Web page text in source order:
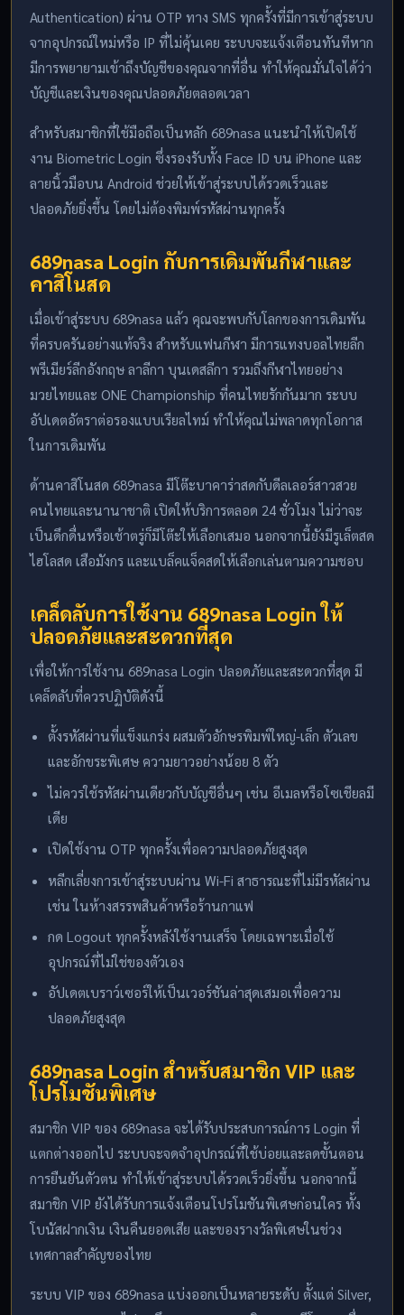
Authentication) ผ่าน OTP ทาง SMS ทุกครั้งที่มีการเข้าสู่ระบบ
จากอุปกรณ์ใหม่หรือ IP ที่ไม่คุ้นเคย ระบบจะแจ้งเตือนทันทีหาก
มีการพยายามเข้าถึงบัญชีของคุณจากที่อื่น ทำให้คุณมั่นใจได้ว่า
บัญชีและเงินของคุณปลอดภัยตลอดเวลา
สำหรับสมาชิกที่ใช้มือถือเป็นหลัก 689nasa แนะนำให้เปิดใช้
งาน Biometric Login ซึ่งรองรับทั้ง Face ID บน iPhone และ
ลายนิ้วมือบน Android ช่วยให้เข้าสู่ระบบได้รวดเร็วและ
ปลอดภัยยิ่งขึ้น โดยไม่ต้องพิมพ์รหัสผ่านทุกครั้ง
689nasa Login กับการเดิมพันกีฬาและ
คาสิโนสด
เมื่อเข้าสู่ระบบ 689nasa แล้ว คุณจะพบกับโลกของการเดิมพัน
ที่ครบครันอย่างแท้จริง สำหรับแฟนกีฬา มีการแทงบอลไทยลีก
พรีเมียร์ลีกอังกฤษ ลาลีกา บุนเดสลีกา รวมถึงกีฬาไทยอย่าง
มวยไทยและ ONE Championship ที่คนไทยรักกันมาก ระบบ
อัปเดตอัตราต่อรองแบบเรียลไทม์ ทำให้คุณไม่พลาดทุกโอกาส
ในการเดิมพัน
ด้านคาสิโนสด 689nasa มีโต๊ะบาคาร่าสดกับดีลเลอร์สาวสวย
คนไทยและนานาชาติ เปิดให้บริการตลอด 24 ชั่วโมง ไม่ว่าจะ
เป็นดึกดื่นหรือเช้าตรู่ก็มีโต๊ะให้เลือกเสมอ นอกจากนี้ยังมีรูเล็ตสด
ไฮโลสด เสือมังกร และแบล็คแจ็คสดให้เลือกเล่นตามความชอบ
เคล็ดลับการใช้งาน 689nasa Login ให้
ปลอดภัยและสะดวกที่สุด
เพื่อให้การใช้งาน 689nasa Login ปลอดภัยและสะดวกที่สุด มี
เคล็ดลับที่ควรปฏิบัติดังนี้
ตั้งรหัสผ่านที่แข็งแกร่ง ผสมตัวอักษรพิมพ์ใหญ่-เล็ก ตัวเลข
และอักขระพิเศษ ความยาวอย่างน้อย 8 ตัว
ไม่ควรใช้รหัสผ่านเดียวกับบัญชีอื่นๆ เช่น อีเมลหรือโซเชียลมี
เดีย
เปิดใช้งาน OTP ทุกครั้งเพื่อความปลอดภัยสูงสุด
หลีกเลี่ยงการเข้าสู่ระบบผ่าน Wi-Fi สาธารณะที่ไม่มีรหัสผ่าน
เช่น ในห้างสรรพสินค้าหรือร้านกาแฟ
กด Logout ทุกครั้งหลังใช้งานเสร็จ โดยเฉพาะเมื่อใช้
อุปกรณ์ที่ไม่ใช่ของตัวเอง
อัปเดตเบราว์เซอร์ให้เป็นเวอร์ชันล่าสุดเสมอเพื่อความ
ปลอดภัยสูงสุด
689nasa Login สำหรับสมาชิก VIP และ
โปรโมชันพิเศษ
สมาชิก VIP ของ 689nasa จะได้รับประสบการณ์การ Login ที่
แตกต่างออกไป ระบบจะจดจำอุปกรณ์ที่ใช้บ่อยและลดขั้นตอน
การยืนยันตัวตน ทำให้เข้าสู่ระบบได้รวดเร็วยิ่งขึ้น นอกจากนี้
สมาชิก VIP ยังได้รับการแจ้งเตือนโปรโมชันพิเศษก่อนใคร ทั้ง
โบนัสฝากเงิน เงินคืนยอดเสีย และของรางวัลพิเศษในช่วง
เทศกาลสำคัญของไทย
ระบบ VIP ของ 689nasa แบ่งออกเป็นหลายระดับ ตั้งแต่ Silver,